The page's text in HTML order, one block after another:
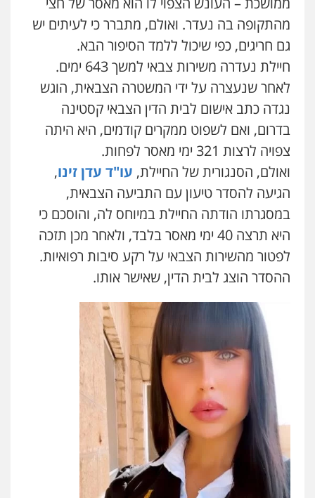
פלילי פשיעה חמורה קטינים אלימות
סמים עבירות מין
0523647066
מהתקופה בה נעדר. ואולם, מתברר כי לעיתים יש
גם חריגים, כפי שיכול ללמד הסיפור הבא.
חיילת נעדרה משירות צבאי למשך 643 ימים.
לאחר שנעצרה על ידי המשטרה הצבאית, הוגש
נגדה כתב אישום לבית הדין הצבאי קסטינה
בדרום, ואם לשפוט ממקרים קודמים, היא היתה
צפויה לרצות 321 ימי מאסר לפחות.
ואולם, הסנגורית של החיילת, עו"ד עדן זינו,
הגיעה להסדר טיעון עם התביעה הצבאית,
במסגרתו הודתה החיילת במיוחס לה, והוסכם כי
היא תרצה 40 ימי מאסר בלבד, ולאחר מכן תזכה
לפטור מהשירות הצבאי על רקע סיבות רפואיות.
ההסדר הוצג לבית הדין, שאישר אותו.